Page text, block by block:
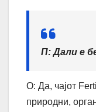
П: Дали е
О: Да, чајот
природни,